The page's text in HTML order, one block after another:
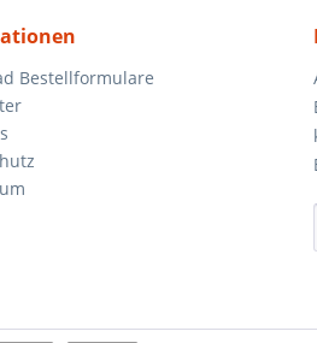
Bestellformulare